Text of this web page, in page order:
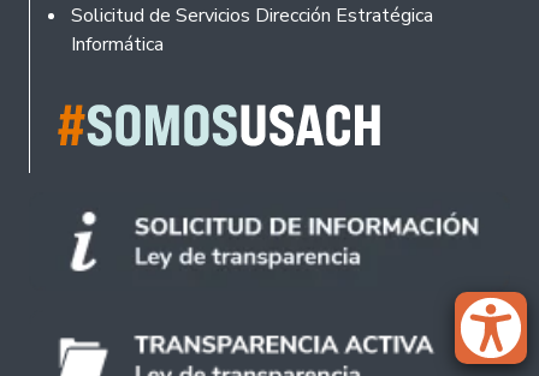
Solicitud de Servicios Dirección Estratégica
Informática